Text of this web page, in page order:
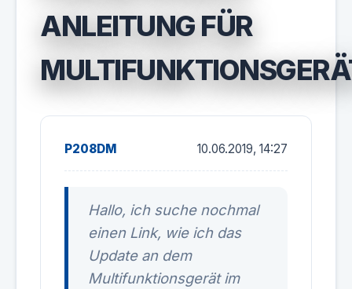
ANLEITUNG FÜR
P208DM 10.06.2019, 14:27
Hallo, ich suche nochmal
einen Link, wie ich das
Update an dem
Multifunktionsgerät im